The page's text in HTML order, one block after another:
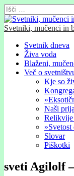
Išči:
Svetniki, mučenci in
Glavni
meni
Skip
content
Svetnik dneva
Živa voda
Blaženi,
Več o
Kje so
Naši
»Svetost
Slovar
Piškotki
sveti Agilolf